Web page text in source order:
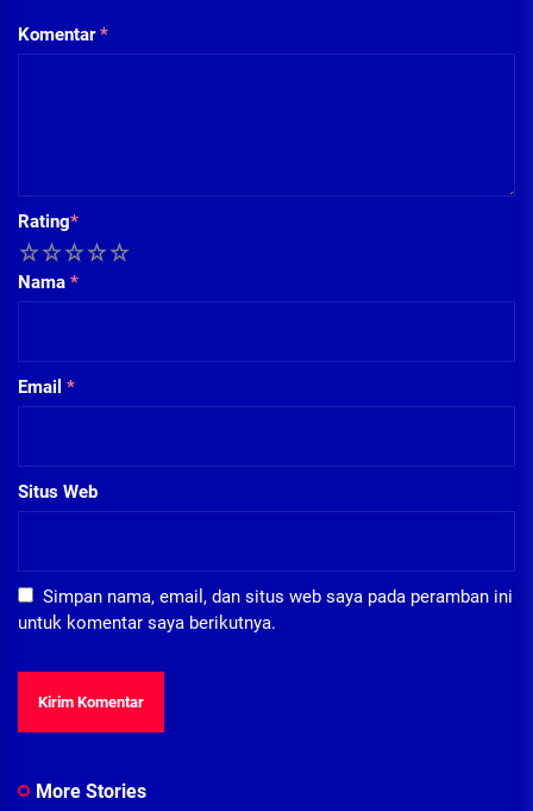
Komentar*
Rating*
5
4
3
2
Nama *
Email *
Situs Web
Simpan nama, email, dan situs web saya pada peramban ini
untuk komentar saya berikutnya.
More Stories